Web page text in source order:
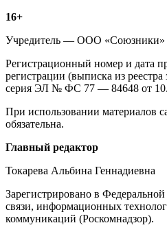
Информация
о
издании
16+
Учредитель — ООО «Союзники»
Регистрационный номер и дата
регистрации (выписка из
серия ЭЛ № ФС 77 — 84648 от
При использовании материалов
обязательна.
Редакция
Главный редактор
Токарева Альбина Геннадиевна
Зарегистрировано в
связи, информационных
коммуникаций (Роскомнадзор).